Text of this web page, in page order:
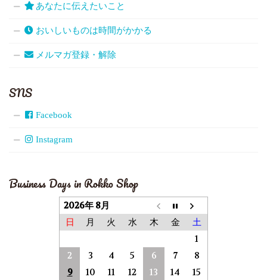
あなたに伝えたいこと
おいしいものは時間がかかる
メルマガ登録・解除
SNS
Facebook
Instagram
Business Days in Rokko Shop
2026年 8月
日 月 火 水 木 金 土
1
2
3 4 5 6 7
8
9
10 11 12 13 14
15